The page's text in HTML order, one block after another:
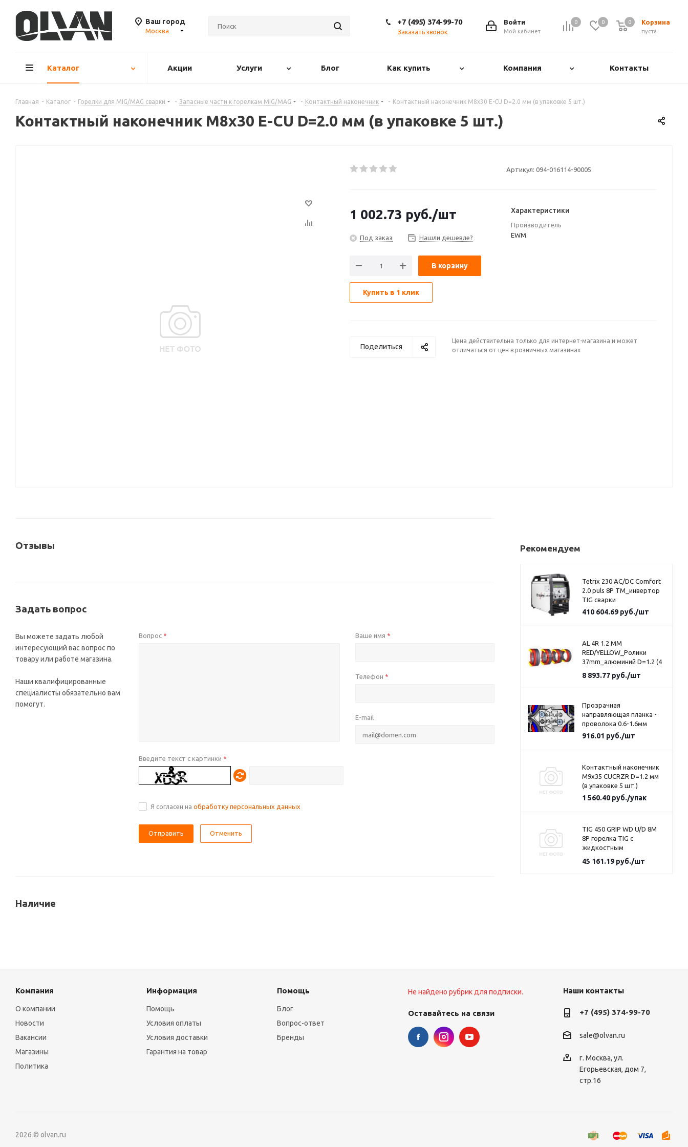
Ваш город
Москва
0 0 Корзина
0
пуста
0
Войти
Мой кабинет
+7 (495) 374-99-70
Заказать звонок
Каталог Акции Услуги Блог Как купить Компания Контакты
Главная - Каталог - Горелки для MIG/MAG сварки - Запасные части к горелкам MIG/MAG - Контактный наконечник - Контактный наконечник M8x30 E-CU D=2.0 мм (в упаковке 5 шт.)
Контактный наконечник M8x30 E-CU D=2.0 мм (в упаковке 5 шт.)
Артикул: 094-016114-90005
1 002.73 руб./шт
Под заказ Нашли дешевле?
В корзину
Купить в 1 клик
Характеристики
Производитель
EWM
Поделиться
Цена действительна только для интернет-магазина и может
отличаться от цен в розничных магазинах
Отзывы
Задать вопрос
Вы можете задать любой
интересующий вас вопрос по
товару или работе магазина.
Наши квалифицированные
специалисты обязательно вам
помогут.
Вопрос * Ваше имя *
Телефон *
E-mail
Введите текст с картинки *
Я согласен наобработку персональных данных
Отменить
Наличие
Рекомендуем
Tetrix 230 AC/DC Comfort
2.0 puls 8P TM_инвертор
TIG сварки
410 604.69руб./шт
AL 4R 1.2 MM
RED/YELLOW_Ролики
37mm_алюминий D=1.2 (4
шт)_красно-желтая
маркировка_U канавка
8 893.77руб./шт
Прозрачная
направляющая планка -
проволока 0.6-1.6мм
916.01 руб./шт
Контактный наконечник
M9x35 CUCRZR D=1.2 мм
(в упаковке 5 шт.)
1 560.40руб./упак
TIG 450 GRIP WD U/D 8M
8P горелка TIG c
жидкостным
45 161.19руб./шт
Компания
О компании
Новости
Вакансии
Магазины
Политика
Информация
Помощь
Условия оплаты
Условия доставки
Гарантия на товар
Помощь
Блог
Вопрос-ответ
Бренды
Не найдено рубрик для подписки.
Оставайтесь на связи
Наши контакты
+7 (495) 374-99-70
sale@olvan.ru
г. Москва, ул.
Егорьевская, дом 7,
стр.16
2026 © olvan.ru